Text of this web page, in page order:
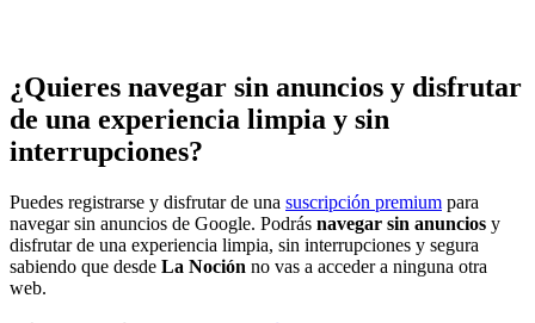
¿Quieres navegar sin anuncios y disfrutar
de una experiencia limpia y sin
interrupciones?
Puedes registrarse y disfrutar de una suscripción premium para
navegar sin anuncios de Google. Podrás navegar sin anuncios y
disfrutar de una experiencia limpia, sin interrupciones y segura
sabiendo que desde La Noción no vas a acceder a ninguna otra
web.